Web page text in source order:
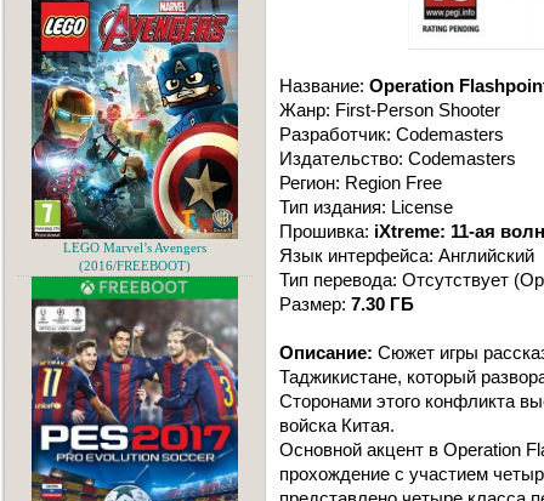
Название: Operation
Жанр: First-Person Shooter
Разработчик: Codemasters
Издательство: Codemasters
Регион: Region Free
Тип издания: License
Прошивка: iXtreme: 11-ая
Язык интерфейса: Английский
Тип перевода: Отсутствует
Размер: 7.30 ГБ
Описание: Сюжет игры
Таджикистане, который
Сторонами этого конфликта
войска Китая.
Основной акцент в Operation
прохождение с участием
LEGO Marvel’s Avengers
(2016/FREEBOOT)